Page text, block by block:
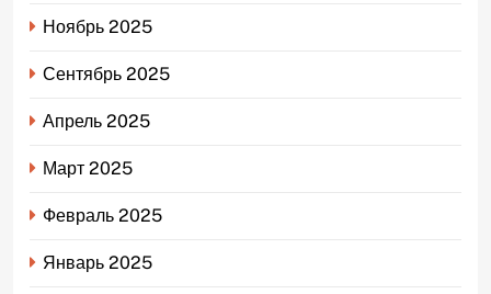
Ноябрь 2025
Сентябрь 2025
Апрель 2025
Март 2025
Февраль 2025
Январь 2025